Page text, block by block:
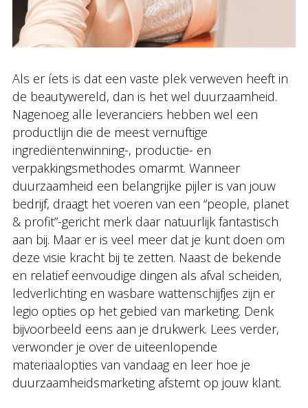
Als er íets is dat een vaste plek verweven heeft in
de beautywereld, dan is het wel duurzaamheid.
Nagenoeg alle leveranciers hebben wel een
productlijn die de meest vernuftige
ingrediëntenwinning-, productie- en
verpakkingsmethodes omarmt. Wanneer
duurzaamheid een belangrijke pijler is van jouw
bedrijf, draagt het voeren van een “people, planet
& profit”-gericht merk daar natuurlijk fantastisch
aan bij. Maar er is veel meer dat je kunt doen om
deze visie kracht bij te zetten. Naast de bekende
en relatief eenvoudige dingen als afval scheiden,
ledverlichting en wasbare wattenschijfjes zijn er
legio opties op het gebied van marketing. Denk
bijvoorbeeld eens aan je drukwerk. Lees verder,
verwonder je over de uiteenlopende
materiaalopties van vandaag en leer hoe je
duurzaamheidsmarketing afstemt op jouw klant.